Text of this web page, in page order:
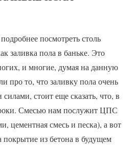
посмотреть столь
заливка пола в баньке. Это
и многие, думая на данную
про то, что заливку пола очень
стоит еще сказать, что, в
Смесью нам послужит ЦПС
цементная смесь и песка), а вот
покрытие из бетона в будущем